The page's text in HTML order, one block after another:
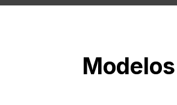
Modelos